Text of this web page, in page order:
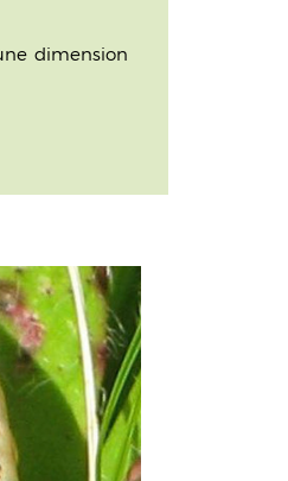
dimension